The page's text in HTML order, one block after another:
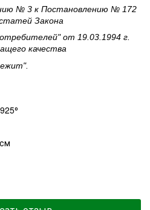
№ 3 к Постановлению № 172
Закона
от 19.03.1994 г.
качества